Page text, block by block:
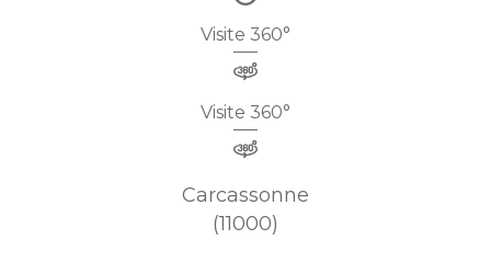
Visite 360°
Visite 360°
Carcassonne
(11000)